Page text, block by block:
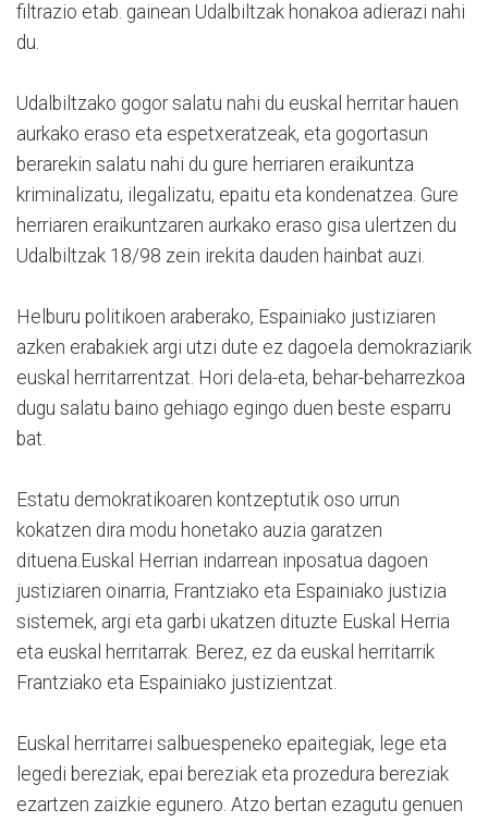
filtrazio etab. gainean Udalbiltzak honakoa adierazi nahi
du.
Udalbiltzako gogor salatu nahi du euskal herritar hauen
aurkako eraso eta espetxeratzeak, eta gogortasun
berarekin salatu nahi du gure herriaren eraikuntza
kriminalizatu, ilegalizatu, epaitu eta kondenatzea. Gure
herriaren eraikuntzaren aurkako eraso gisa ulertzen du
Udalbiltzak 18/98 zein irekita dauden hainbat auzi.
Helburu politikoen araberako, Espainiako justiziaren
azken erabakiek argi utzi dute ez dagoela demokraziarik
euskal herritarrentzat. Hori dela-eta, behar-beharrezkoa
dugu salatu baino gehiago egingo duen beste esparru
bat.
Estatu demokratikoaren kontzeptutik oso urrun
kokatzen dira modu honetako auzia garatzen
dituena.Euskal Herrian indarrean inposatua dagoen
justiziaren oinarria, Frantziako eta Espainiako justizia
sistemek, argi eta garbi ukatzen dituzte Euskal Herria
eta euskal herritarrak. Berez, ez da euskal herritarrik
Frantziako eta Espainiako justizientzat.
Euskal herritarrei salbuespeneko epaitegiak, lege eta
legedi bereziak, epai bereziak eta prozedura bereziak
ezartzen zaizkie egunero. Atzo bertan ezagutu genuen